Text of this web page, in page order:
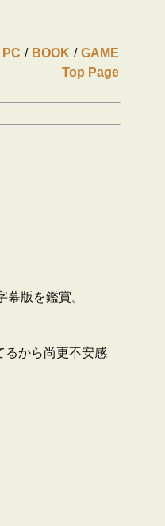
PC / BOOK / GAME
Top Page
版を鑑賞。
るから尚更不安感